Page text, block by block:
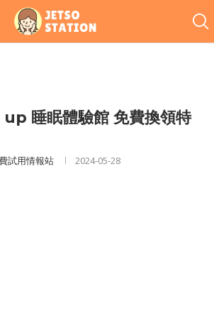
睡眠體驗館 免費換領特
試用情報站 2024-05-28